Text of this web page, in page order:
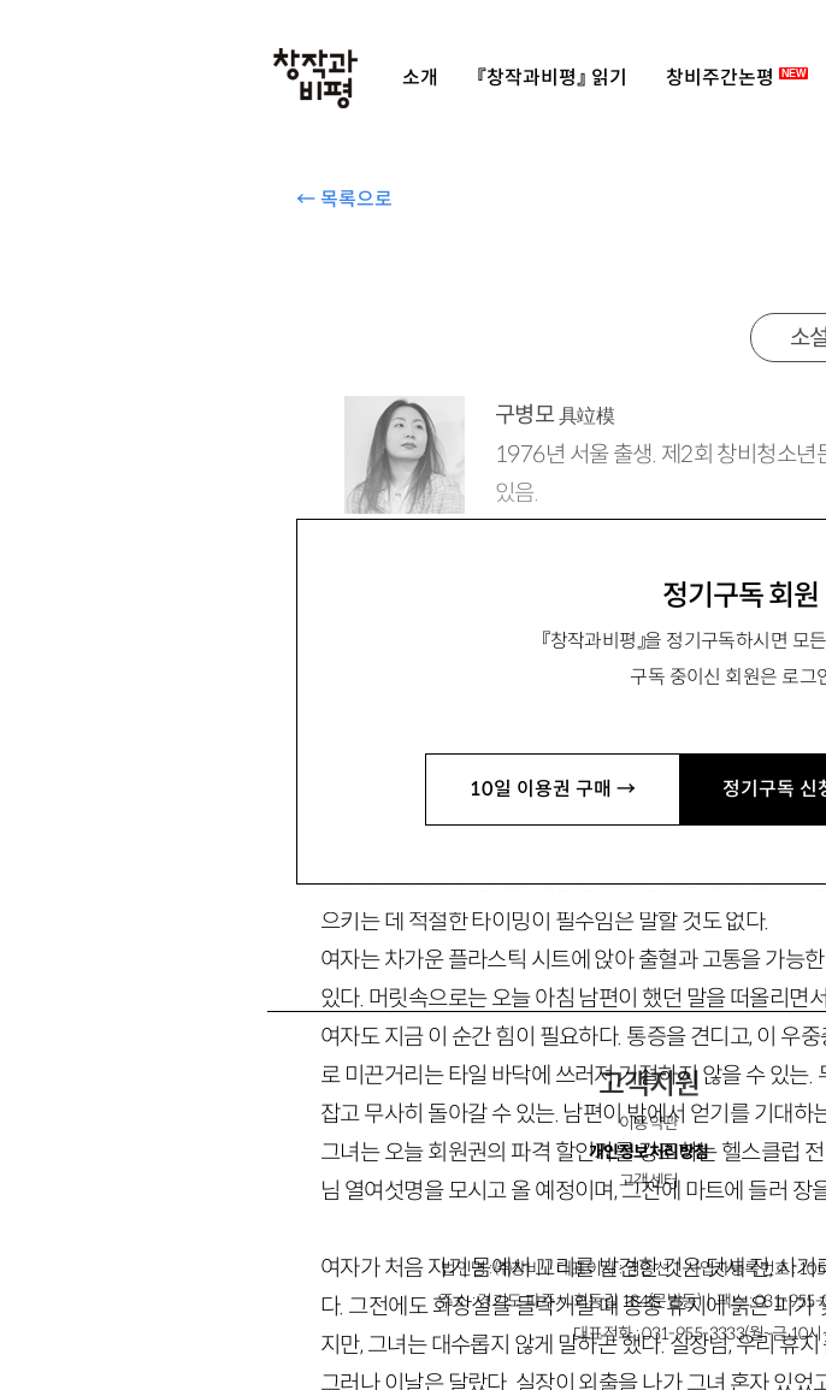
소개 『창작과비평』 읽기 창비주간논평 NEW
← 목록으로
정기구독 회
『창작과비평』을 정기구독하시면
구독 중이신 회원은 로그
10일 이용권 구매 → 정기구독
소설
구병모具竝模
1976년 서울 출생. 제2회 창비청소년
있음.
학문
으로 조정하며 각 관계를 잇는 긴장과 탄력을 잃지 않게
으키는 데 적절한 타이밍이 필수임은 말할 것도 없다.
여자는 차가운 플라스틱 시트에 앉아 출혈과 고통을 가능
있다. 머릿속으로는 오늘 아침 남편이 했던 말을 떠올리면
여자도 지금 이 순간 힘이 필요하다. 통증을 견디고, 이 우
로 미끈거리는 타일 바닥에 쓰러져 기절하지 않을 수 있는.
잡고 무사히 돌아갈 수 있는. 남편이 밖에서 얻기를 기대하
그녀는 오늘 회원권의 파격 할인가를 강조하는 헬스클럽
님 열여섯명을 모시고 올 예정이며, 그전에 마트에 들러 장
여자가 처음 자기 몸에서 꼬리를 발견한 것은 닷새 전, 사
다. 그전에도 화장실을 들락거릴 때 종종 휴지에 붉은 피
지만, 그녀는 대수롭지 않게 말하곤 했다. 실장님, 우리 휴
그러나 이날은 달랐다. 실장이 외출을 나가 그녀 혼자 있
고객지원
이용약관
개인정보처리방침
고객센터
법인명 : ㈜창비ㅣ대표이사 : 염종선ㅣ사업자등록번호 :
주소 : 경기도 파주시 회동길 184(문발동)ㅣ팩스 : 031-
대표전화 : 031-955-3333(월~금 10